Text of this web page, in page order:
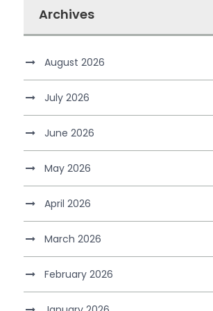
Archives
August 2026
July 2026
June 2026
May 2026
April 2026
March 2026
February 2026